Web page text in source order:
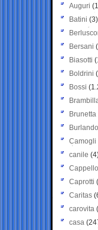
Auguri
Batini (3)
Bersani
Biasotti
Boldrini
Bossi
Brunetta
Burlando
Camogli
canile
Cappello
Caprotti
Caritas
carovita
casa